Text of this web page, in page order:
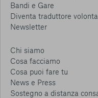
Bandi e Gare
Diventa traduttore
Newsletter
Chi siamo
Cosa facciamo
Cosa puoi fare tu
News e Press
Sostegno a distanza